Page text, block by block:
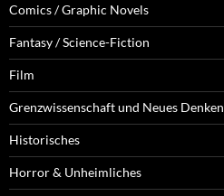
Comics / Graphic Novels
Fantasy / Science-Fiction
Film
Grenzwissenschaft und Neues Denken
Historisches
Horror & Unheimliches